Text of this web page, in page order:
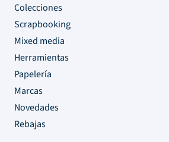
Colecciones
Scrapbooking
Mixed media
Herramientas
Papelería
Marcas
Novedades
Rebajas